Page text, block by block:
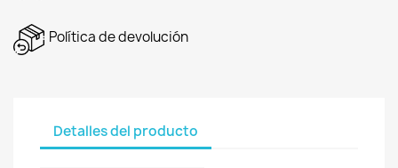
Política de devolución
Detalles del producto